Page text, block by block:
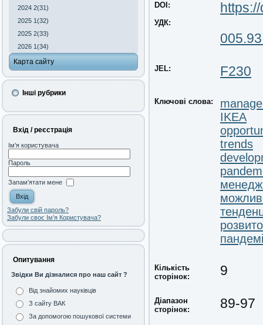
2024 2(31)
2025 1(32)
2025 2(33)
2026 1(34)
Карта сайту
Інші рубрики
Вхід / реєстрація
Ім'я користувача
Пароль
Запам'ятати мене
Забули свій пароль?
Забули своє Ім’я Користувача?
Опитування
Звідки Ви дізналися про наш сайт ?
Від знайомих науківців
З сайту ВАК
За допомогою пошукової системи
DOI:
УДК:
00
JEL: F230
Ключові слова:
IKEA
trends
Кількість
сторінок:
9
Діапазон
сторінок:
89-97